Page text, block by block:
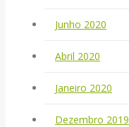
Junho 2020
Abril 2020
Janeiro 2020
Dezembro 2019